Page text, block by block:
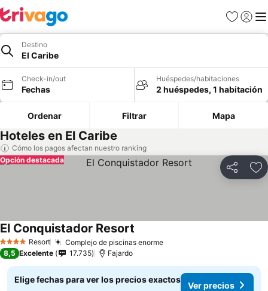
Favoritos
Iniciar
Destino
El Caribe
Check-in/out
Fechas
Huéspedes/habitaciones
2 huéspedes, 1 habitación
Ordenar Filtrar Mapa
Hoteles en El Caribe
Cómo los pagos afectan nuestro ranking
Compartir
Opción destacada
4 EstrellasResort Complejo de piscinas enorme
El Conquistador Resort
8,5 Excelente 17.735 Fajardo
Elige fechas para ver los precios exactos
Ver precios